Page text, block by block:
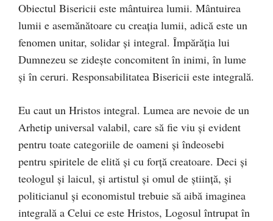
Obiectul Bisericii este mântuirea lumii. Mântuirea
lumii e asemănătoare cu creaţia lumii, adică este un
fenomen unitar, solidar şi integral. Împărăţia lui
Dumnezeu se zideşte concomitent în inimi, în lume
şi în ceruri. Responsabilitatea Bisericii este integrală.
Eu caut un Hristos integral. Lumea are nevoie de un
Arhetip universal valabil, care să fie viu şi evident
pentru toate categoriile de oameni şi îndeosebi
pentru spiritele de elită şi cu forţă creatoare. Deci şi
teologul şi laicul, şi artistul şi omul de ştiinţă, şi
politicianul şi economistul trebuie să aibă imaginea
integrală a Celui ce este Hristos, Logosul întrupat în